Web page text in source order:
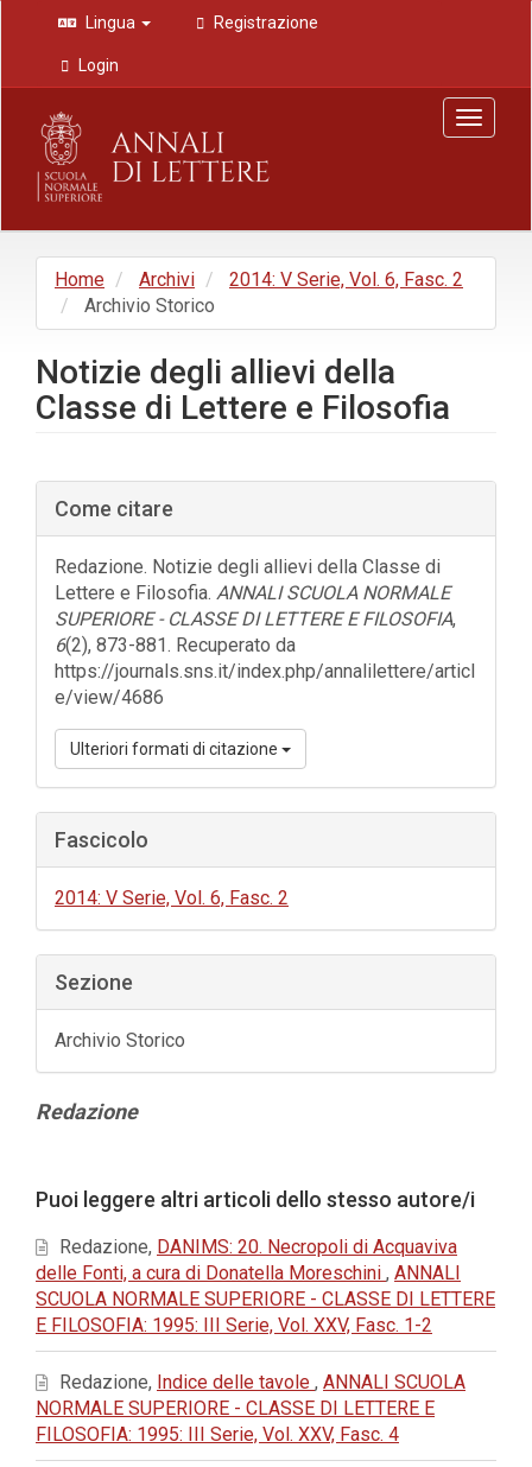
Navigazione
principale
Contenuto
principale
Barra
laterale
Lingua Registrazione
Login
Toggle
Home Archivi
2014: V Serie, Vol. 6, Fasc. 2
Archivio Storico
Notizie degli allievi della
Classe di Lettere e Filosofia
Barra
laterale
dell'articolo
Come citare
Redazione. Notizie degli allievi della Classe di
Lettere e Filosofia. ANNALI SCUOLA NORMALE
SUPERIORE - CLASSE DI LETTERE E FILOSOFIA,
6(2), 873-881. Recuperato da
https://journals.sns.it/index.php/annalilettere/articl
e/view/4686
Ulteriori formati di citazione
Fascicolo
2014: V Serie, Vol. 6, Fasc. 2
Sezione
Archivio Storico
Contenuto
Redazione
dell'articolo
Puoi leggere altri articoli dello stesso autore/i
Redazione, DANIMS: 20. Necropoli di Acquaviva
delle Fonti, a cura di Donatella Moreschini , ANNALI
SCUOLA NORMALE SUPERIORE - CLASSE DI LETTERE
E FILOSOFIA: 1995: III Serie, Vol. XXV, Fasc. 1-2
Redazione, Indice delle tavole , ANNALI SCUOLA
NORMALE SUPERIORE - CLASSE DI LETTERE E
FILOSOFIA: 1995: III Serie, Vol. XXV, Fasc. 4